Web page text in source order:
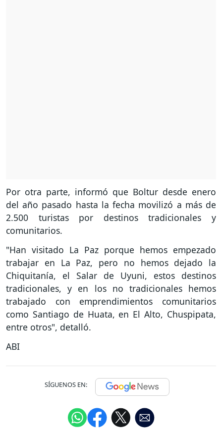
Por otra parte, informó que Boltur desde enero
del año pasado hasta la fecha movilizó a más de
2.500 turistas por destinos tradicionales y
comunitarios.
"Han visitado La Paz porque hemos empezado
trabajar en La Paz, pero no hemos dejado la
Chiquitanía, el Salar de Uyuni, estos destinos
tradicionales, y en los no tradicionales hemos
trabajado con emprendimientos comunitarios
como Santiago de Huata, en El Alto, Chuspipata,
entre otros", detalló.
ABI
SÍGUENOS EN: